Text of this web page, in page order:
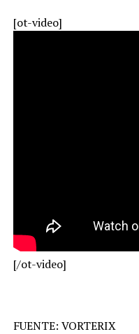
[ot-video]
[/ot-video]
FUENTE: VORTERIX